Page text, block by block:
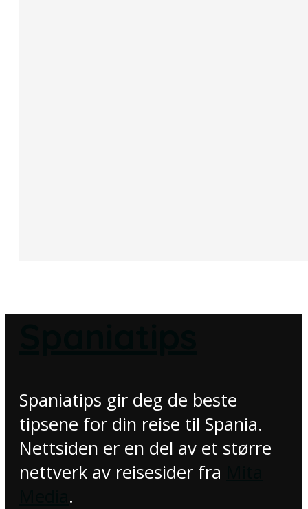
Spaniatips gir deg de beste
tipsene for din reise til Spania.
Nettsiden er en del av et større
nettverk av reisesider fra
.